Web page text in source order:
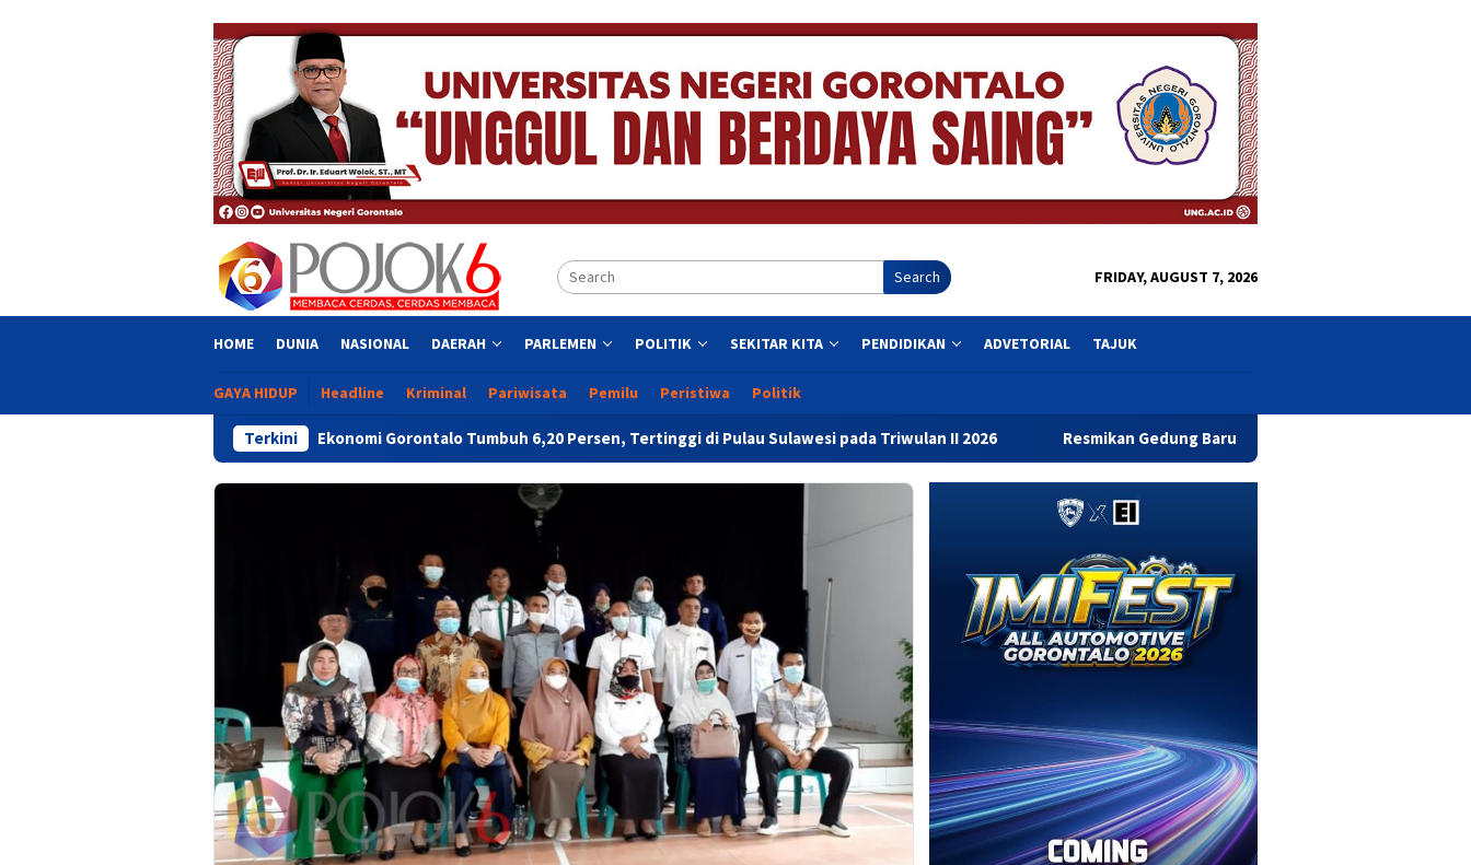
Search FRIDAY, AUGUST 7, 2026
HOME DUNIA NASIONAL DAERAH PARLEMEN POLITIK SEKITAR KITA PENDIDIKAN ADVETORIAL TAJUK
GAYA HIDUP Headline Kriminal Pariwisata Pemilu Peristiwa Politik
Terkini
Ekonomi Gorontalo Tumbuh 6,20 Persen, Tertinggi di Pulau Sulawesi pada Triwulan II 2026 Resmikan Gedung Baru Bahrul Ulum, Wagub Idah Dorong Peningkatan Mutu